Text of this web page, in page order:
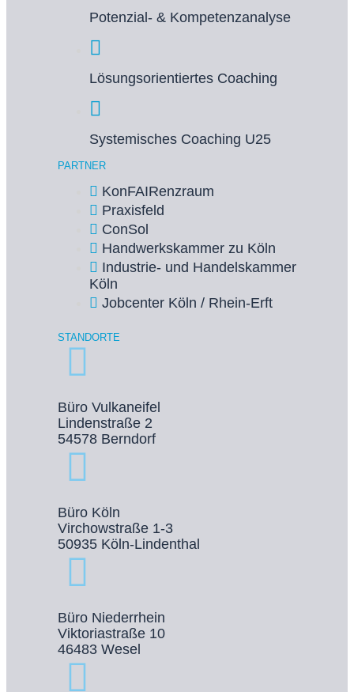
Potenzial- & Kompetenzanalyse
Lösungsorientiertes Coaching
Systemisches Coaching U25
PARTNER
KonFAIRenzraum
Praxisfeld
ConSol
Handwerkskammer zu Köln
Industrie- und Handelskammer
Köln
Jobcenter Köln / Rhein-Erft
STANDORTE
Büro Vulkaneifel
Lindenstraße 2
54578 Berndorf
Büro Köln
Virchowstraße 1-3
50935 Köln-Lindenthal
Büro Niederrhein
Viktoriastraße 10
46483 Wesel